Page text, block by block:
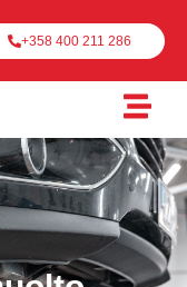
+358 400 211 286